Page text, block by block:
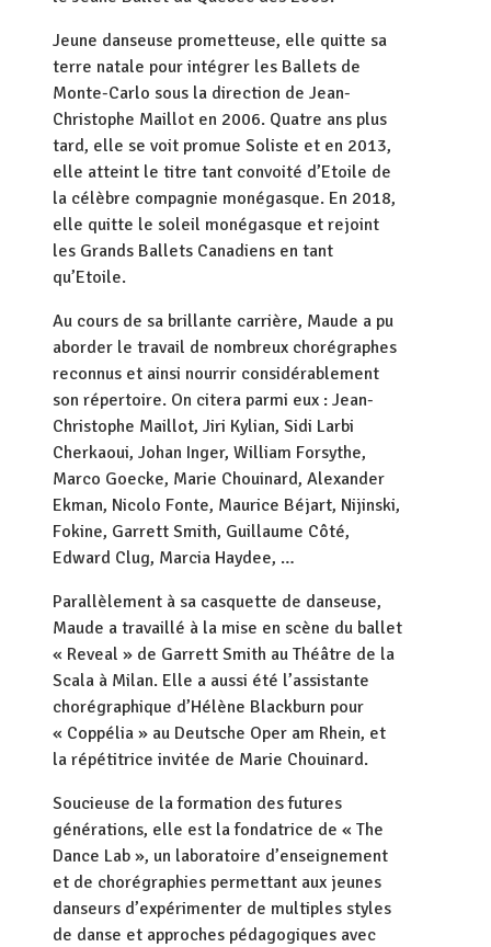
Jeune danseuse prometteuse, elle quitte sa
terre natale pour intégrer les Ballets de
Monte-Carlo sous la direction de Jean-
Christophe Maillot en 2006. Quatre ans plus
tard, elle se voit promue Soliste et en 2013,
elle atteint le titre tant convoité d’Etoile de
la célèbre compagnie monégasque. En 2018,
elle quitte le soleil monégasque et rejoint
les Grands Ballets Canadiens en tant
qu’Etoile.
Au cours de sa brillante carrière, Maude a pu
aborder le travail de nombreux chorégraphes
reconnus et ainsi nourrir considérablement
son répertoire. On citera parmi eux : Jean-
Christophe Maillot, Jiri Kylian, Sidi Larbi
Cherkaoui, Johan Inger, William Forsythe,
Marco Goecke, Marie Chouinard, Alexander
Ekman, Nicolo Fonte, Maurice Béjart, Nijinski,
Fokine, Garrett Smith, Guillaume Côté,
Edward Clug, Marcia Haydee, …
Parallèlement à sa casquette de danseuse,
Maude a travaillé à la mise en scène du ballet
« Reveal » de Garrett Smith au Théâtre de la
Scala à Milan. Elle a aussi été l’assistante
chorégraphique d’Hélène Blackburn pour
« Coppélia » au Deutsche Oper am Rhein, et
la répétitrice invitée de Marie Chouinard.
Soucieuse de la formation des futures
générations, elle est la fondatrice de « The
Dance Lab », un laboratoire d’enseignement
et de chorégraphies permettant aux jeunes
danseurs d’expérimenter de multiples styles
de danse et approches pédagogiques avec